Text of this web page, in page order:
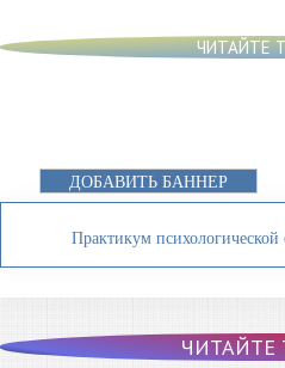
ЧИТАЙТЕ
ДОБАВИТЬ БАННЕР
Практикум психологической
ЧИТАЙТЕ